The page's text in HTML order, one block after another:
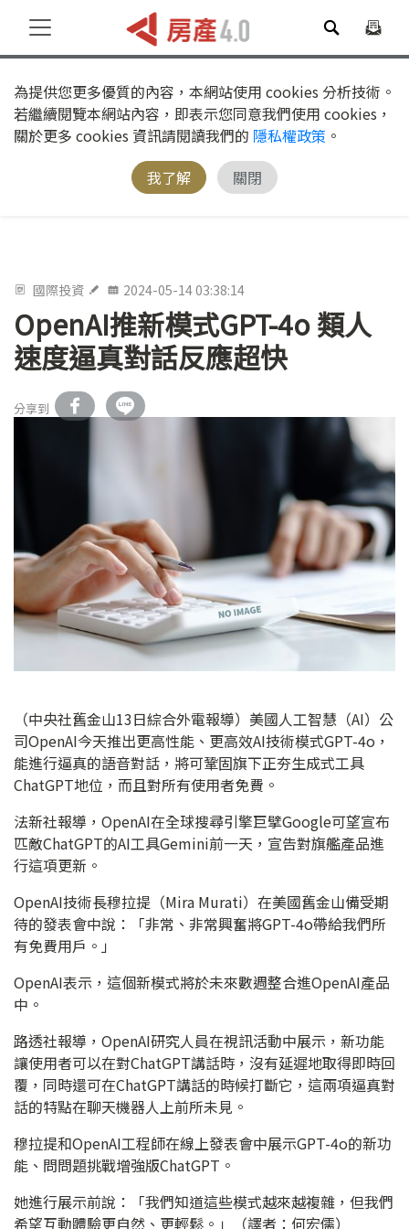
為提供您更多優質的內容，本網站使用 cookies 分析技術。
若繼續閱覽本網站內容，即表示您同意我們使用 cookies，
關於更多 cookies 資訊請閱讀我們的 隱私權政策 。
我了解
關閉
國際投資 2024-05-14 03:38:14
OpenAI推新模式GPT-4o 類人
速度逼真對話反應超快
分享到
（中央社舊金山13日綜合外電報導）美國人工智慧（AI）公
司OpenAI今天推出更高性能、更高效AI技術模式GPT-4o，
能進行逼真的語音對話，將可鞏固旗下正夯生成式工具
ChatGPT地位，而且對所有使用者免費。
法新社報導，OpenAI在全球搜尋引擎巨擘Google可望宣布
匹敵ChatGPT的AI工具Gemini前一天，宣告對旗艦產品進
行這項更新。
OpenAI技術長穆拉提（Mira Murati）在美國舊金山備受期
待的發表會中說：「非常、非常興奮將GPT-4o帶給我們所
有免費用戶。」
OpenAI表示，這個新模式將於未來數週整合進OpenAI產品
中。
路透社報導，OpenAI研究人員在視訊活動中展示，新功能
讓使用者可以在對ChatGPT講話時，沒有延遲地取得即時回
覆，同時還可在ChatGPT講話的時候打斷它，這兩項逼真對
話的特點在聊天機器人上前所未見。
穆拉提和OpenAI工程師在線上發表會中展示GPT-4o的新功
能、問問題挑戰增強版ChatGPT。
她進行展示前說：「我們知道這些模式越來越複雜，但我們
希望互動體驗更自然、更輕鬆。」（譯者：何宏儒）